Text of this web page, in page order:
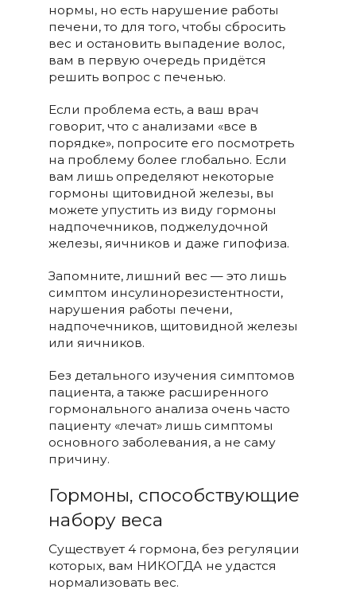
нормы, но есть нарушение работы
печени, то для того, чтобы сбросить
вес и остановить выпадение волос,
вам в первую очередь придётся
решить вопрос с печенью.
Если проблема есть, а ваш врач
говорит, что с анализами «все в
порядке», попросите его посмотреть
на проблему более глобально. Если
вам лишь определяют некоторые
гормоны щитовидной железы, вы
можете упустить из виду гормоны
надпочечников, поджелудочной
железы, яичников и даже гипофиза.
Запомните, лишний вес — это лишь
симптом инсулинорезистентности,
нарушения работы печени,
надпочечников, щитовидной железы
или яичников.
Без детального изучения симптомов
пациента, а также расширенного
гормонального анализа очень часто
пациенту «лечат» лишь симптомы
основного заболевания, а не саму
причину.
Гормоны, способствующие
набору веса
Существует 4 гормона, без регуляции
которых, вам НИКОГДА не удастся
нормализовать вес.